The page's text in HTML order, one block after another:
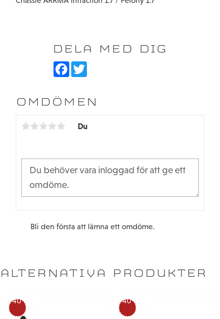
DELA MED DIG
F
b
o
T
t
e
OMDÖMEN
Du
Bli den första att lämna ett omdöme.
ALTERNATIVA PRODUKTER
40
%
40
%